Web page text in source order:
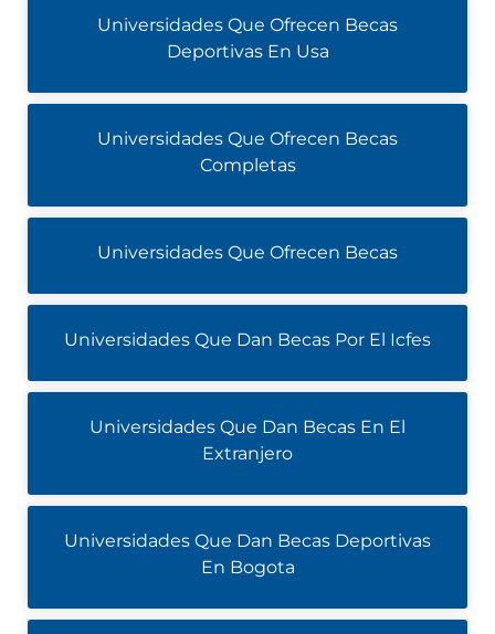
Universidades Que Ofrecen Becas
Deportivas En Usa
Universidades Que Ofrecen Becas
Completas
Universidades Que Ofrecen Becas
Universidades Que Dan Becas Por El Icfes
Universidades Que Dan Becas En El
Extranjero
Universidades Que Dan Becas Deportivas
En Bogota